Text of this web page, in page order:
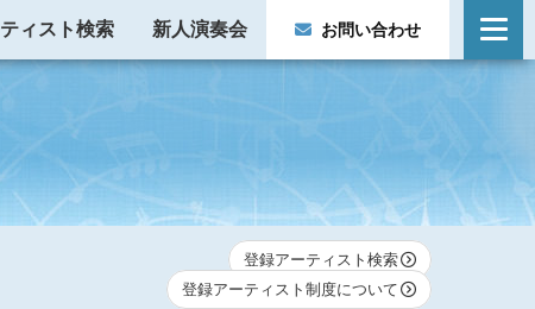
ィスト検索 新人演奏会 お問い合わせ
登録アーティスト検索
登録アーティスト制度について